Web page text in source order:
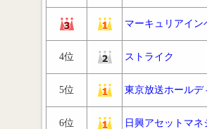
マーキュリアイン
4位 ストライク
5位 東京放送ホールデ
6位 日興アセットマネ